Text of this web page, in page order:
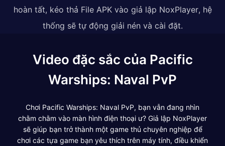
hoàn tất, kéo thả File APK vào giả lập NoxPlayer, hệ
thống sẽ tự động giải nén và cài đặt.
Video đặc sắc của Pacific
Warships: Naval PvP
Chơi Pacific Warships: Naval PvP, bạn vẫn đang nhìn
chằm chằm vào màn hình điện thoại ư? Giả lập NoxPlayer
sẽ giúp bạn trở thành một game thủ chuyên nghiệp để
chơi các tựa game bạn yêu thích trên máy tính, điều khiển